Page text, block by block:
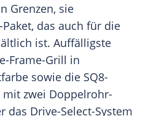
Grenzen, sie
das auch für die
ist. Auffälligste
Frame-Grill in
sowie die SQ8-
mit zwei Doppelrohr-
das Drive-Select-System